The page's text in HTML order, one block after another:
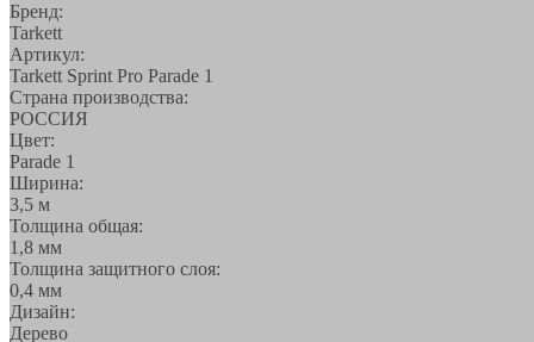
Бренд:
Tarkett
Артикул:
Tarkett Sprint Pro Parade 1
Страна производства:
РОССИЯ
Цвет:
Parade 1
Ширина:
3,5 м
Толщина общая:
1,8 мм
Толщина защитного слоя:
0,4 мм
Дизайн:
Дерево